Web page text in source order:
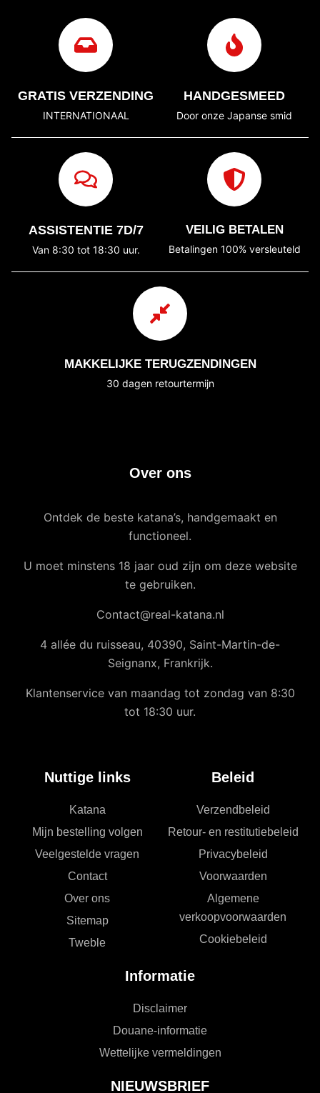
GRATIS VERZENDING
INTERNATIONAAL
HANDGESMEED
Door onze Japanse smid
ASSISTENTIE 7D/7
Van 8:30 tot 18:30 uur.
VEILIG BETALEN
Betalingen 100% versleuteld
MAKKELIJKE TERUGZENDINGEN
30 dagen retourtermijn
Over ons
Ontdek de beste katana’s, handgemaakt en
functioneel.
U moet minstens 18 jaar oud zijn om deze website
te gebruiken.
Contact@real-katana.nl
4 allée du ruisseau, 40390, Saint-Martin-de-
Seignanx, Frankrijk.
Klantenservice van maandag tot zondag van 8:30
tot 18:30 uur.
Nuttige links
Katana
Mijn bestelling volgen
Veelgestelde vragen
Contact
Over ons
Sitemap
Tweble
Beleid
Verzendbeleid
Retour- en restitutiebeleid
Privacybeleid
Voorwaarden
Algemene
verkoopvoorwaarden
Cookiebeleid
Informatie
Disclaimer
Douane-informatie
Wettelijke vermeldingen
NIEUWSBRIEF